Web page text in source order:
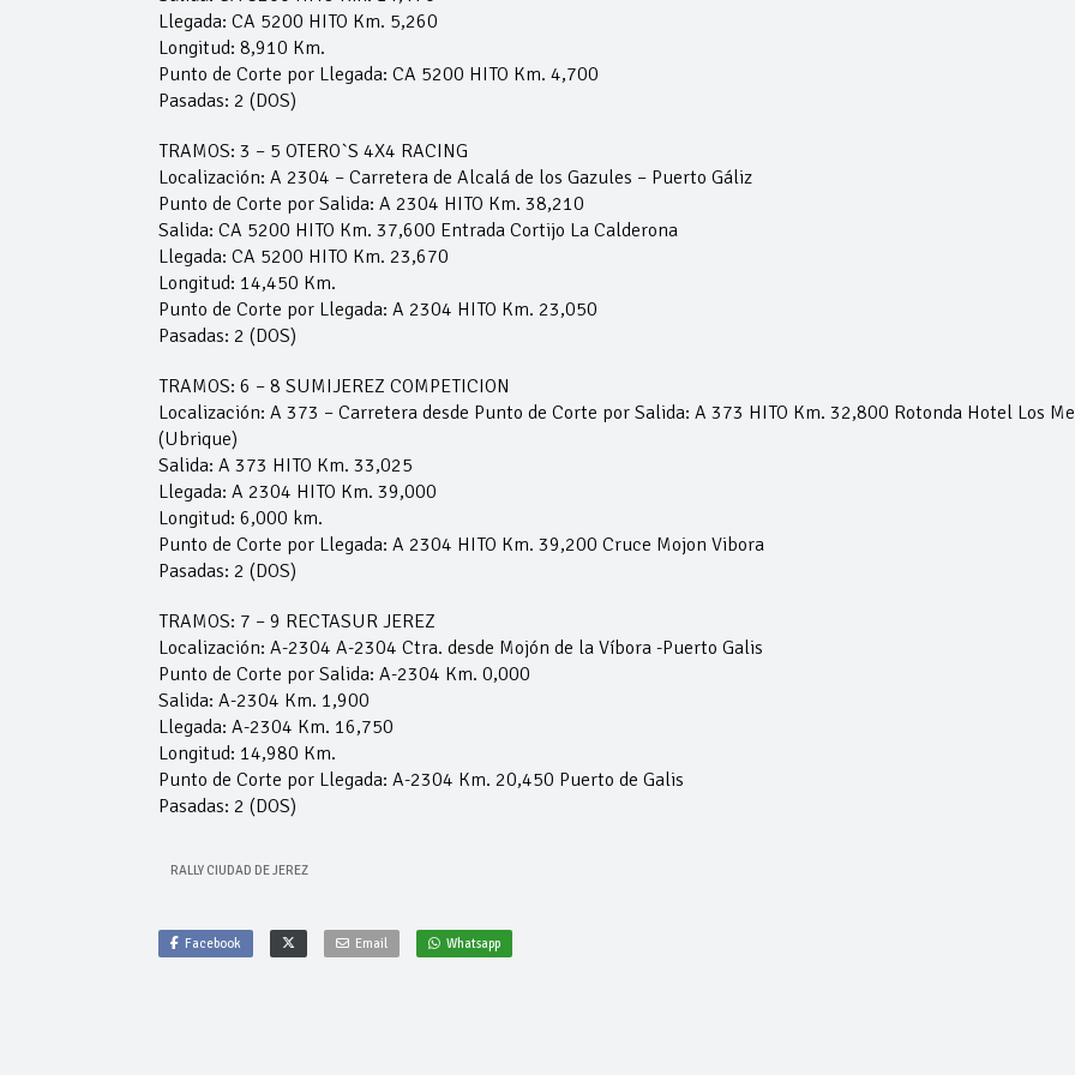
Llegada: CA 5200 HITO Km. 5,260
Longitud: 8,910 Km.
Punto de Corte por Llegada: CA 5200 HITO Km. 4,700
Pasadas: 2 (DOS)
TRAMOS: 3 – 5 OTERO`S 4X4 RACING
Localización: A 2304 – Carretera de Alcalá de los Gazules – Puerto Gáliz
Punto de Corte por Salida: A 2304 HITO Km. 38,210
Salida: CA 5200 HITO Km. 37,600 Entrada Cortijo La Calderona
Llegada: CA 5200 HITO Km. 23,670
Longitud: 14,450 Km.
Punto de Corte por Llegada: A 2304 HITO Km. 23,050
Pasadas: 2 (DOS)
TRAMOS: 6 – 8 SUMIJEREZ COMPETICION
Localización: A 373 – Carretera desde Punto de Corte por Salida: A 373 HITO Km. 32,800 Rotonda Hotel Los
(Ubrique)
Salida: A 373 HITO Km. 33,025
Llegada: A 2304 HITO Km. 39,000
Longitud: 6,000 km.
Punto de Corte por Llegada: A 2304 HITO Km. 39,200 Cruce Mojon Vibora
Pasadas: 2 (DOS)
TRAMOS: 7 – 9 RECTASUR JEREZ
Localización: A-2304 A-2304 Ctra. desde Mojón de la Víbora -Puerto Galis
Punto de Corte por Salida: A-2304 Km. 0,000
Salida: A-2304 Km. 1,900
Llegada: A-2304 Km. 16,750
Longitud: 14,980 Km.
Punto de Corte por Llegada: A-2304 Km. 20,450 Puerto de Galis
Pasadas: 2 (DOS)
RALLY CIUDAD DE JEREZ
Facebook Email Whatsapp